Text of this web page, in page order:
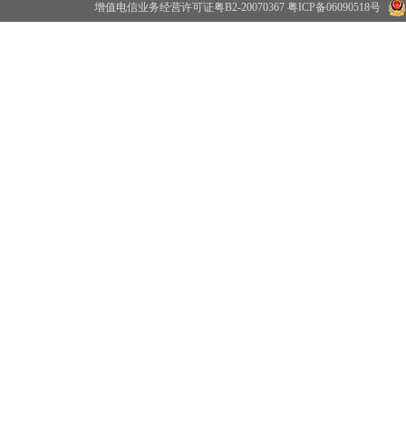
增值电信业务经营许可证粤B2-20070367 粤ICP备06090518号